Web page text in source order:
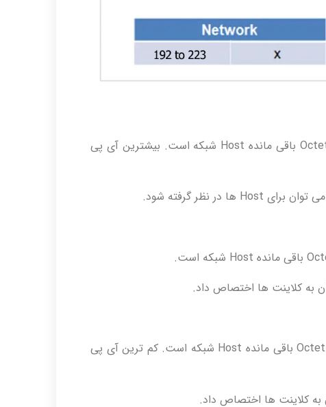
در این شبکه Octet اول شماره NetID و در سه Octet باقی مانده Host شبکه است. بیشترین آی پی
در این شبکه Octet سوم شماره NetID و در یک Octet باقی مانده Host شبکه است. کم ترین آی پی